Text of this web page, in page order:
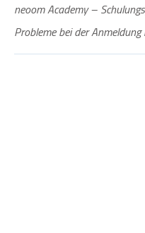
neoom Academy –
Probleme bei der